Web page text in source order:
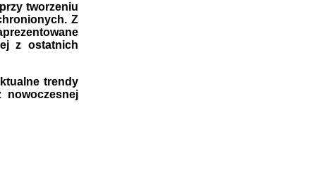
tworzeniu
Z
z ostatnich
trendy
nowoczesnej